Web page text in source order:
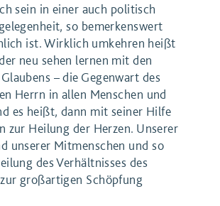
sein in einer auch politisch
so bemerkenswert
ist. Wirklich umkehren heißt
neu sehen lernen mit den
– die Gegenwart des
Herrn in allen Menschen und
es heißt, dann mit seiner Hilfe
zur Heilung der Herzen. Unserer
unserer Mitmenschen und so
des Verhältnisses des
großartigen Schöpfung